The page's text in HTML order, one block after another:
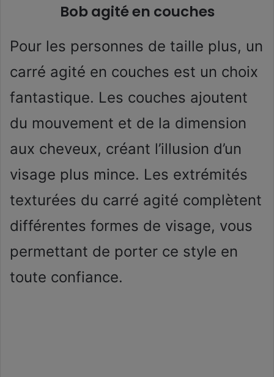
Bob agité en couches
Pour les personnes de taille plus, un
carré agité en couches est un choix
fantastique. Les couches ajoutent
du mouvement et de la dimension
aux cheveux, créant l’illusion d’un
visage plus mince. Les extrémités
texturées du carré agité complètent
différentes formes de visage, vous
permettant de porter ce style en
toute confiance.